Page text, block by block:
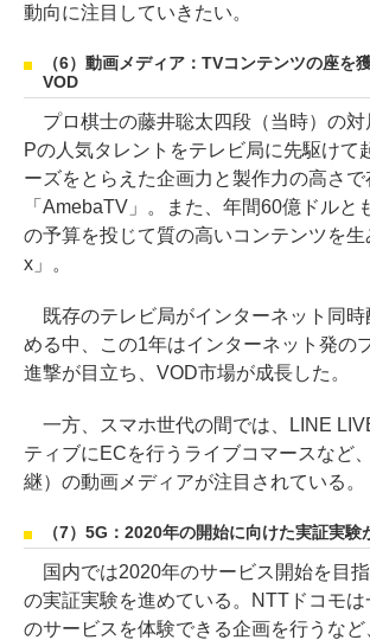
動向に注目していきたい。
（6）動画メディア：TVコンテンツの座を
VOD
プロ棋士の藤井聡太四段（当時）の対
Pの人気タレントをテレビ局に先駆けて
ーズをとらえた企画力と製作力の高さ
「AmebaTV」。また、年間60億ドルと
の予算を投じて質の高いコンテンツを
x」。
既存のテレビ局がインターネット同時
める中、この1年はインターネット発の
進撃が目立ち、VOD市場が成長した。
一方、スマホ世代の間では、LINE
ティブにECを行うライブコマースなど
継）の動画メディアが注目されている。
（7）5G：2020年の開始に向けた実証実験
国内では2020年のサービス開始を目
の実証実験を進めている。NTTドコモ
のサービスを体験できる企画を行うな